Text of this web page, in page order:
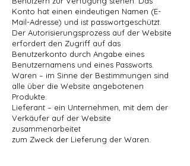
Konto hat einen eindeutigen Namen (E-
Mail-Adresse) und ist passwortgeschützt.
Der Autorisierungsprozess auf der Website
erfordert den Zugriff auf das
Benutzerkonto durch Angabe eines
Benutzernamens und eines Passworts.
Waren – im Sinne der Bestimmungen sind
alle über die Website angebotenen
Produkte.
Lieferant – ein Unternehmen, mit dem der
Verkäufer auf der Website
zusammenarbeitet
zum Zweck der Lieferung der Waren.